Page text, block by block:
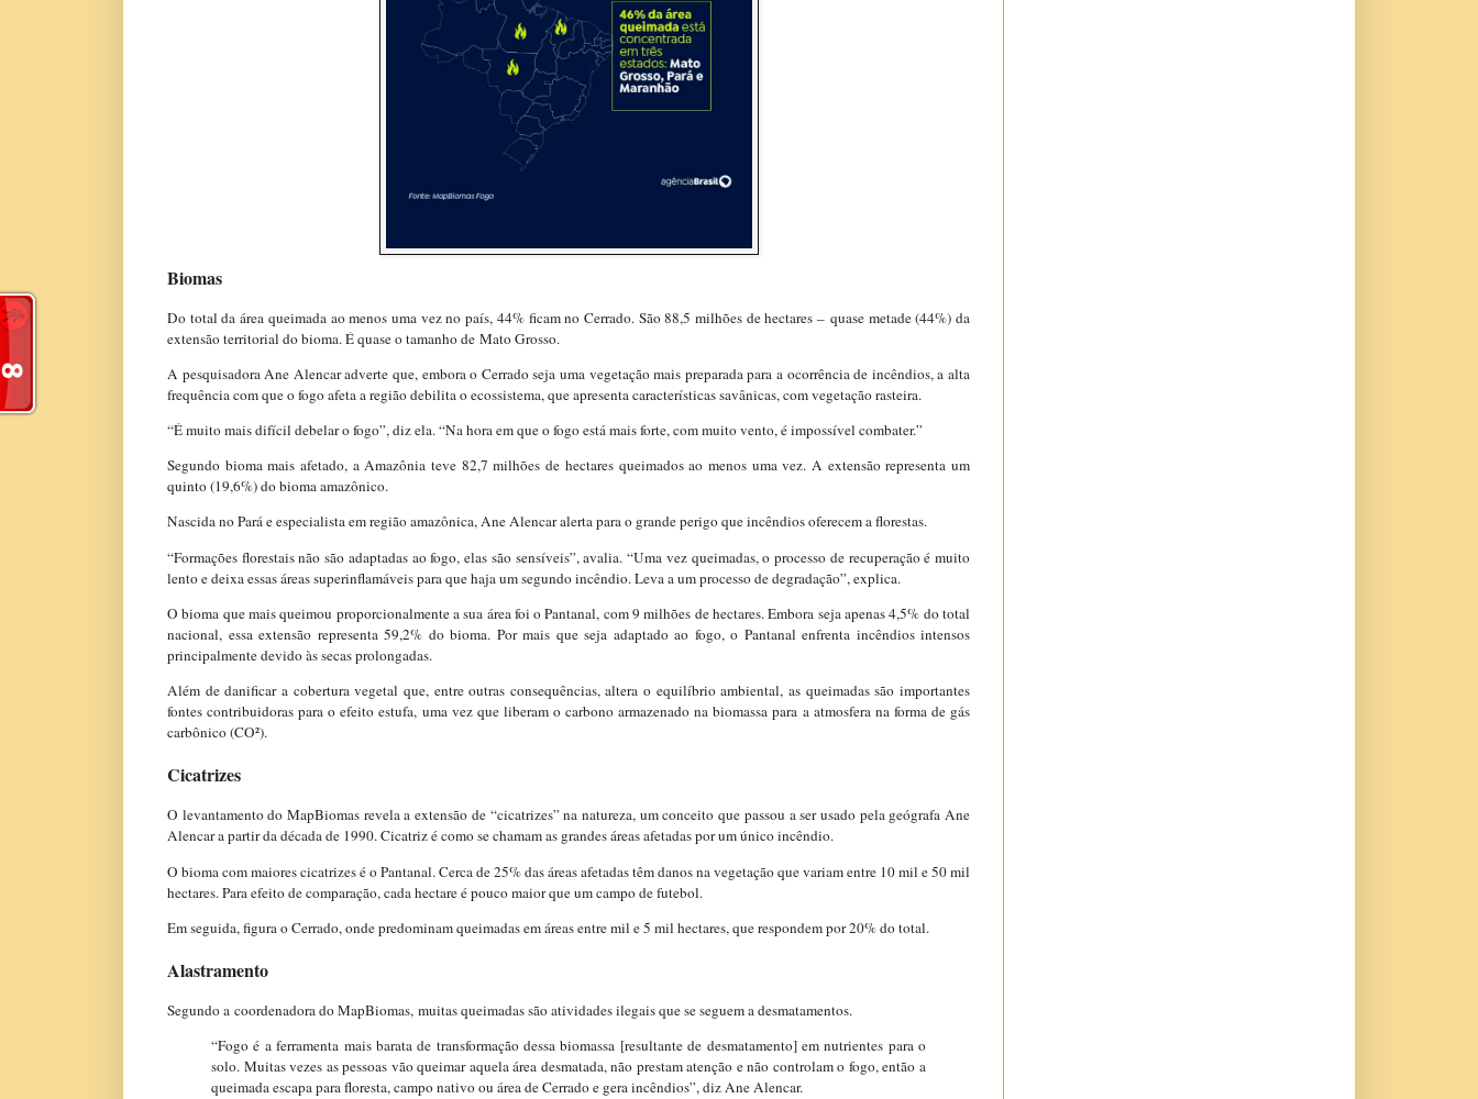
Biomas
Do total da área queimada ao menos uma vez no país, 44% ficam no Cerrado. São 88,5 milhões de hectares – quase metade (44%) da
extensão territorial do bioma. É quase o tamanho de Mato Grosso.
A pesquisadora Ane Alencar adverte que, embora o Cerrado seja uma vegetação mais preparada para a ocorrência de incêndios, a alta
frequência com que o fogo afeta a região debilita o ecossistema, que apresenta características savânicas, com vegetação rasteira.
“É muito mais difícil debelar o fogo”, diz ela. “Na hora em que o fogo está mais forte, com muito vento, é impossível combater.”
Segundo bioma mais afetado, a Amazônia teve 82,7 milhões de hectares queimados ao menos uma vez. A extensão representa um
quinto (19,6%) do bioma amazônico.
Nascida no Pará e especialista em região amazônica, Ane Alencar alerta para o grande perigo que incêndios oferecem a florestas.
“Formações florestais não são adaptadas ao fogo, elas são sensíveis”, avalia. “Uma vez queimadas, o processo de recuperação é muito
lento e deixa essas áreas superinflamáveis para que haja um segundo incêndio. Leva a um processo de degradação”, explica.
O bioma que mais queimou proporcionalmente a sua área foi o Pantanal, com 9 milhões de hectares. Embora seja apenas 4,5% do total
nacional, essa extensão representa 59,2% do bioma. Por mais que seja adaptado ao fogo, o Pantanal enfrenta incêndios intensos
principalmente devido às secas prolongadas.
Além de danificar a cobertura vegetal que, entre outras consequências, altera o equilíbrio ambiental, as queimadas são importantes
fontes contribuidoras para o efeito estufa, uma vez que liberam o carbono armazenado na biomassa para a atmosfera na forma de gás
carbônico (CO²).
Cicatrizes
O levantamento do MapBiomas revela a extensão de “cicatrizes” na natureza, um conceito que passou a ser usado pela geógrafa Ane
Alencar a partir da década de 1990. Cicatriz é como se chamam as grandes áreas afetadas por um único incêndio.
O bioma com maiores cicatrizes é o Pantanal. Cerca de 25% das áreas afetadas têm danos na vegetação que variam entre 10 mil e 50 mil
hectares. Para efeito de comparação, cada hectare é pouco maior que um campo de futebol.
Em seguida, figura o Cerrado, onde predominam queimadas em áreas entre mil e 5 mil hectares, que respondem por 20% do total.
Alastramento
Segundo a coordenadora do MapBiomas, muitas queimadas são atividades ilegais que se seguem a desmatamentos.
“Fogo é a ferramenta mais barata de transformação dessa biomassa [resultante de desmatamento] em nutrientes para o
solo. Muitas vezes as pessoas vão queimar aquela área desmatada, não prestam atenção e não controlam o fogo, então a
queimada escapa para floresta, campo nativo ou área de Cerrado e gera incêndios”, diz Ane Alencar.